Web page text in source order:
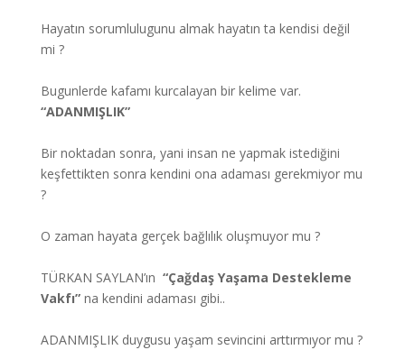
Hayatın sorumlulugunu almak hayatın ta kendisi değil
mi ?
Bugunlerde kafamı kurcalayan bir kelime var.
“ADANMIŞLIK”
Bir noktadan sonra, yani insan ne yapmak istediğini
keşfettikten sonra kendini ona adaması gerekmiyor mu
?
O zaman hayata gerçek bağlılık oluşmuyor mu ?
TÜRKAN SAYLAN’ın “Çağdaş Yaşama Destekleme
Vakfı”na kendini adaması gibi..
ADANMIŞLIK duygusu yaşam sevincini arttırmıyor mu ?